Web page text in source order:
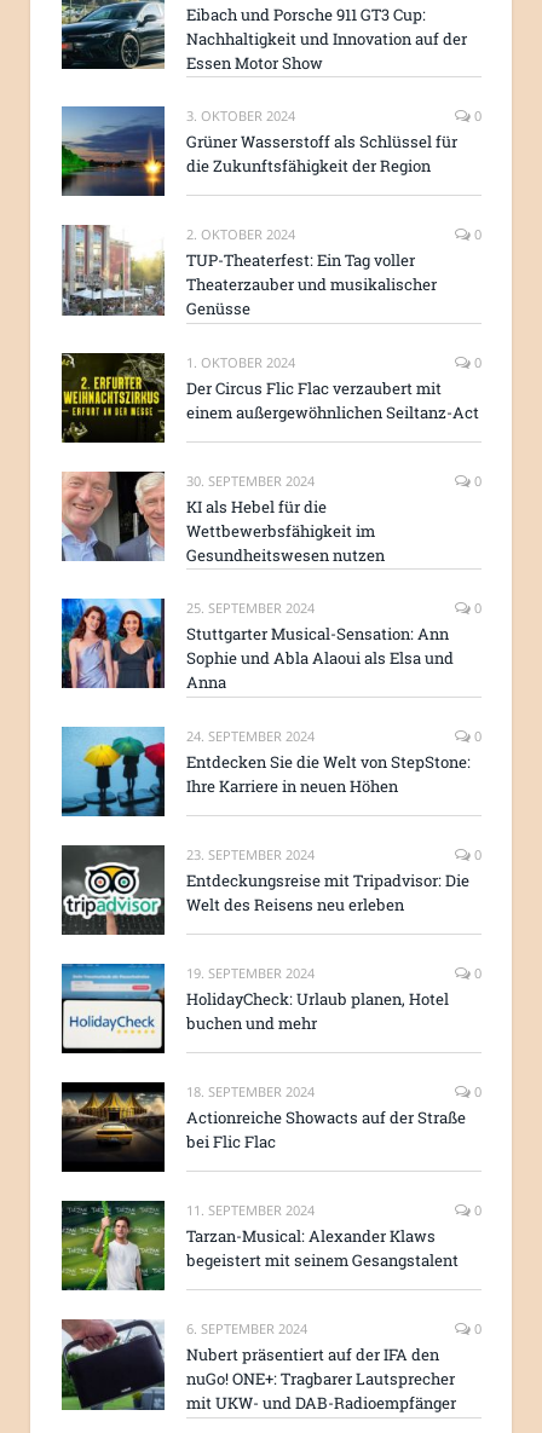
Eibach und Porsche 911 GT3 Cup:
Nachhaltigkeit und Innovation auf der
Essen Motor Show
3. OKTOBER 2024 0
Grüner Wasserstoff als Schlüssel für
die Zukunftsfähigkeit der Region
2. OKTOBER 2024 0
TUP-Theaterfest: Ein Tag voller
Theaterzauber und musikalischer
Genüsse
1. OKTOBER 2024 0
Der Circus Flic Flac verzaubert mit
einem außergewöhnlichen Seiltanz-Act
30. SEPTEMBER 2024 0
KI als Hebel für die
Wettbewerbsfähigkeit im
Gesundheitswesen nutzen
25. SEPTEMBER 2024 0
Stuttgarter Musical-Sensation: Ann
Sophie und Abla Alaoui als Elsa und
Anna
24. SEPTEMBER 2024 0
Entdecken Sie die Welt von StepStone:
Ihre Karriere in neuen Höhen
23. SEPTEMBER 2024 0
Entdeckungsreise mit Tripadvisor: Die
Welt des Reisens neu erleben
19. SEPTEMBER 2024 0
HolidayCheck: Urlaub planen, Hotel
buchen und mehr
18. SEPTEMBER 2024 0
Actionreiche Showacts auf der Straße
bei Flic Flac
11. SEPTEMBER 2024 0
Tarzan-Musical: Alexander Klaws
begeistert mit seinem Gesangstalent
6. SEPTEMBER 2024 0
Nubert präsentiert auf der IFA den
nuGo! ONE+: Tragbarer Lautsprecher
mit UKW- und DAB-Radioempfänger